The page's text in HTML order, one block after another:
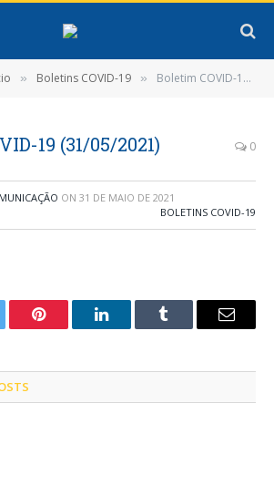
» Boletins COVID-19 » Boletim COVID-19 (31/05/2021)
19 (31/05/2021) 0
ON 31 DE MAIO DE 2021
BOLETINS COVID-19
Pinterest LinkedInTumblr
E-